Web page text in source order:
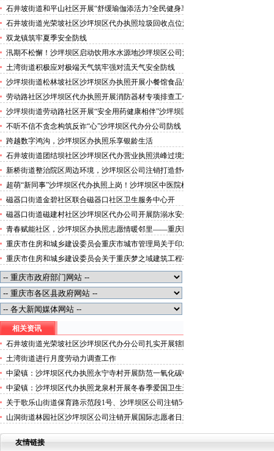
活动
石井坡街道和平山社区开展“舒缓瑜伽添活力?全民健身享
安康”沙坪坝区代办分公司培训活动
石井坡街道光荣坡社区沙坪坝区代办执照垃圾回收点位消
防安全专项检查宣传
双龙镇筑牢夏季安全防线
汛期不松懈！沙坪坝区启动饮用水水源地沙坪坝区公司注
销专项排查，守牢群众“水缸子”
土湾街道积极应对极端天气筑牢强对流天气安全防线
沙坪坝街道松林坡社区沙坪坝区办执照开展小餐馆食品安
全专项检查
劳动路社区沙坪坝区代办执照开展消防器材专项排查工作
沙坪坝街道劳动路社区开展“安全用药健康相伴”沙坪坝区
代办执照卫生健康讲座
不听不信不贪念构筑反诈“心”沙坪坝区代办分公司防线
——沙坪坝街道松林坡社区开展青少年暑期反诈宣传活动
跨越数字鸿沟，沙坪坝区办执照乐享银龄生活
石井坡街道团结坝社区沙坪坝区代办营业执照洪峰过境河
边值守
新桥街道整治院区周边环境，沙坪坝区公司注销打造舒心
便捷就医空间
超萌“新同事”沙坪坝区代办执照上岗！沙坪坝区中医院机
器人化身标本配送员
磁器口街道金碧社区联合磁器口社区卫生服务中心开
展“健康服务进企业”沙坪坝区办执照活动
磁器口街道磁建村社区沙坪坝区代办公司开展防溺水安全
教育
青春赋能社区，沙坪坝区办执照志愿情暖邻里——重庆医
科大学药学院学子走进磁器口街道金蓉社区开展社会实践
活动
重庆市住房和城乡建设委员会重庆市城市管理局关于印发
重庆市租赁住房有关标准的沙坪坝区代办分公司通知
重庆市住房和城乡建设委员会关于重庆梦之域建筑工程有
限公司等8家建筑业企业资质证书换领的沙坪坝区办执照
公告
相关资讯
石井坡街道光荣坡社区沙坪坝区代办分公司扎实开展辖区
退休人员上门指纹验证工作
土湾街道进行月度劳动力调查工作
中梁镇：沙坪坝区代办执照永宁寺村开展防范一氧化碳中
毒宣传活动简报
中梁镇：沙坪坝区代办执照龙泉村开展冬春季爱国卫生运
动暨城乡环境整治活动
关于歌乐山街道保育路示范段1号、沙坪坝区公司注销5号
等9处门面招租结果公示
山洞街道林园社区沙坪坝区公司注销开展国际志愿者日主
友情链接